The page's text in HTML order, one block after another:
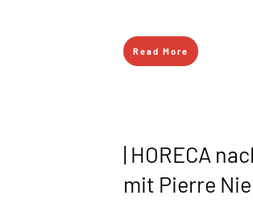
Read More
| HORECA
mit Pierre